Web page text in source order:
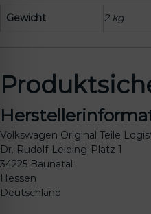
Gewicht 2 kg
Volkswagen Original Teile
Dr. Rudolf-Leiding-Platz 1
34225 Baunatal
Hessen
Deutschland